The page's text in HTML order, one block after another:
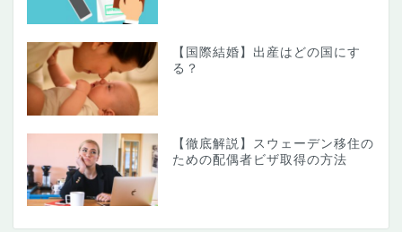
【国際結婚】出産はどの国にす
る？
【徹底解説】スウェーデン移住の
ための配偶者ビザ取得の方法